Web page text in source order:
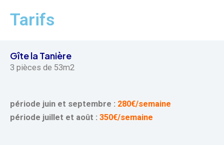
Tarifs
Gîte la Tanière
3 pièces de 53m2
période juin et septembre : 280€/semaine
période juillet et août : 350€/semaine